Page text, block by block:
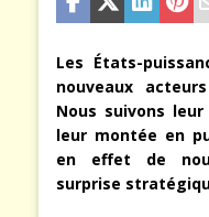
Les États-
nouveaux
Nous suivons
leur montée en
en effet de
surprise